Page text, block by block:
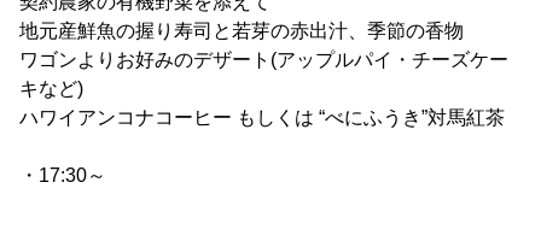
地元産鮮魚の握り寿司と若芽の赤出汁、季節の香物
ワゴンよりお好みのデザート(アップルパイ・チーズケー
キなど)
ハワイアンコナコーヒー もしくは “べにふうき”対馬紅茶
・17:30～